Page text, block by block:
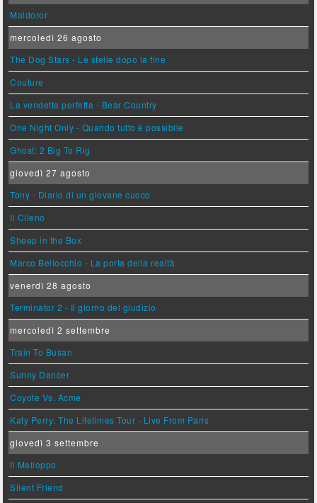
Maldoror
mercoledì 26 agosto
The Dog Stars - Le stelle dopo la fine
Couture
La vendetta perfetta - Bear Country
One Night Only - Quando tutto è possibile
Ghost: 2 Big To Rig
giovedì 27 agosto
Tony - Diario di un giovane cuoco
Il Cileno
Sheep in the Box
Marco Bellocchio - La porta della realtà
venerdì 28 agosto
Terminator 2 - Il giorno del giudizio
mercoledì 2 settembre
Train To Busan
Sunny Dancer
Coyote Vs. Acme
Katy Perry: The Lifetimes Tour - Live From Paris
giovedì 3 settembre
Il Malloppo
Silent Friend